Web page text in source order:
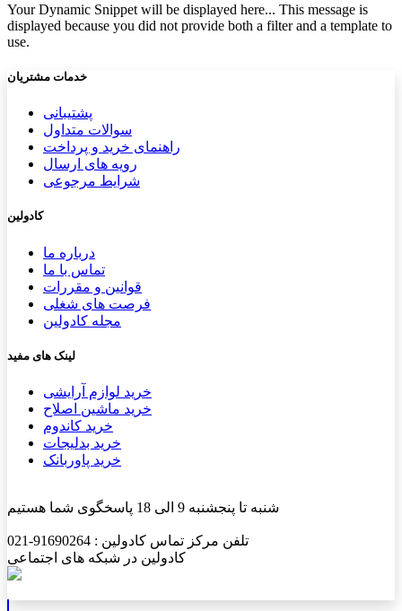
Your Dynamic Snippet will be displayed here... This message is
displayed because you did not provide both a filter and a template to
use.
خدمات مشتریان
پشتیب​​انی
سوالات متداول
راهنمای خرید و پرداخت
رویه های ارسال
شرایط مرجوعی
کادولین
درباره ما
تماس با ما
قوانین و مقررات
فرصت های شغلی
مجله کادولین
لینک های مفید
خرید لوازم آرایشی
خرید ماشین اصلاح
خرید کاندوم
خرید بدلیجات
خرید پاوربانک
شنبه تا پنجشنبه 9 الی 18 پاسخگوی شما هستیم
تلفن مرکز تماس کادولین : 91690264-021
کادولین در شبکه های اجتماعی